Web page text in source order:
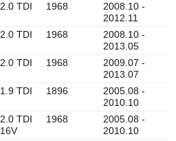
2.0 TDI 1968
2008.10 -
2012.11
2.0 TDI 1968
2008.10 -
2013.05
2.0 TDI 1968
2009.07 -
2013.07
1.9 TDI 1896
2005.08 -
2010.10
2.0 TDI
16V
1968
2005.08 -
2010.10